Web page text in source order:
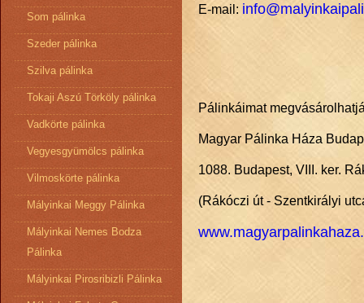
Som pálinka
Szeder pálinka
Szilva pálinka
Tokaji Aszú Törköly pálinka
Vadkörte pálinka
Vegyesgyümölcs pálinka
Vilmoskörte pálinka
Mályinkai Meggy Pálinka
Mályinkai Nemes Bodza
Pálinka
Mályinkai Pirosribizli Pálinka
E-mail:
Pálinkáimat
Magyar Pálinka Háza
1088. Budapest, VIII. ker.
(Rákóczi út - Szentkirályi